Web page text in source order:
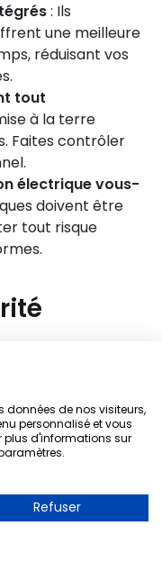
: Ils
une meilleure
réduisant vos
tout
à la terre
Faites contrôler
électrique vous-
doivent être
tout risque
différentiels
ancienne
NF C 15-100
78320
données de nos visiteurs,
personnalisé et vous
plus d'informations sur
Refuser